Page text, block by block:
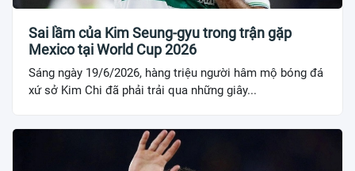
Sai lầm của Kim Seung-gyu trong trận gặp
Mexico tại World Cup 2026
Sáng ngày 19/6/2026, hàng triệu người hâm mộ bóng đá
xứ sở Kim Chi đã phải trải qua những giây...